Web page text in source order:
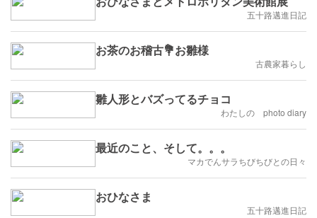
五十路邁進日記
お茶のお稽古💐お雛様
古農家暮らし
雛人形とバズってるチョコ
わたしの photo diary
最近のこと、そして。。。
マカでんサラちびちびとの日々
おひなさま
五十路邁進日記